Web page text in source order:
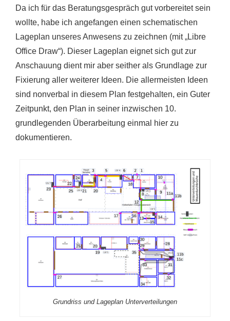
Da ich für das Beratungsgespräch gut vorbereitet sein
wollte, habe ich angefangen einen schematischen
Lageplan unseres Anwesens zu zeichnen (mit „Libre
Office Draw“). Dieser Lageplan eignet sich gut zur
Anschauung dient mir aber seither als Grundlage zur
Fixierung aller weiterer Ideen. Die allermeisten Ideen
sind nonverbal in diesem Plan festgehalten, ein Guter
Zeitpunkt, den Plan in seiner inzwischen 10.
grundlegenden Überarbeitung einmal hier zu
dokumentieren.
Grundriss und Lageplan Unterverteilungen